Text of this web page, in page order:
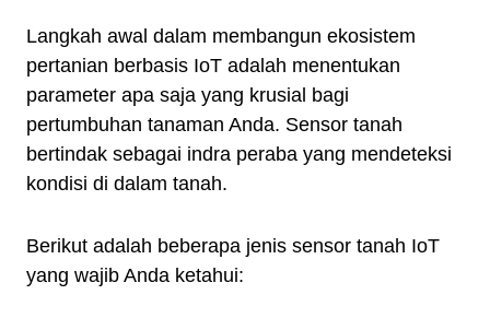
Langkah awal dalam membangun ekosistem
pertanian berbasis IoT adalah menentukan
parameter apa saja yang krusial bagi
pertumbuhan tanaman Anda. Sensor tanah
bertindak sebagai indra peraba yang mendeteksi
kondisi di dalam tanah.
Berikut adalah beberapa jenis sensor tanah IoT
yang wajib Anda ketahui: